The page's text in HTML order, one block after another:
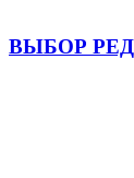
ВЫБОР